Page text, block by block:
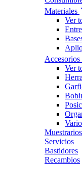
Materiales
Ver
Accesorios
Ver
Muestrarios
Servicios
Bastidores
Recambios